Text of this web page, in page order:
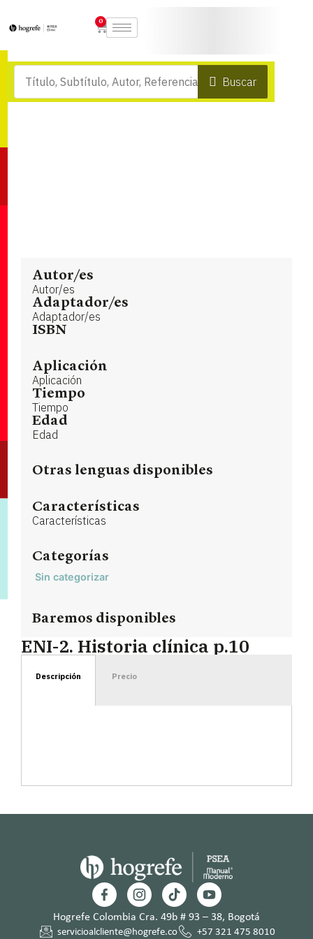
0
Buscar
Autor/es
Autor/es
Adaptador/es
Adaptador/es
ISBN
Aplicación
Aplicación
Tiempo
Tiempo
Edad
Edad
Otras lenguas disponibles
Características
Características
Categorías
Sin categorizar
Baremos disponibles
ENI-2. Historia clínica p.10
Descripción Precio
Hogrefe Colombia Cra. 49b # 93 – 38, Bogotá
servicioalcliente@hogrefe.co +57 321 475 8010